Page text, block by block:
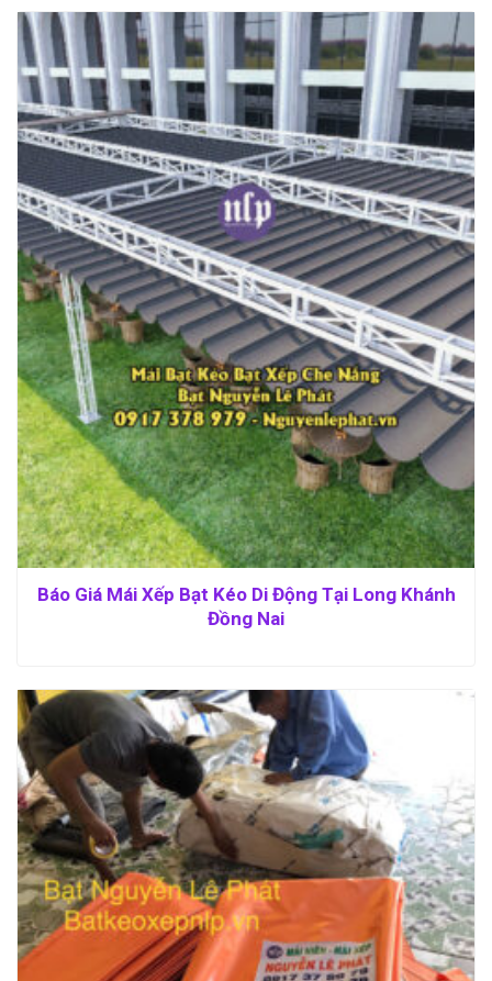
Báo Giá Mái Xếp Bạt Kéo Di Động Tại Long Khánh
Đồng Nai